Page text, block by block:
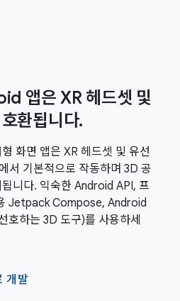
앱은 XR 헤드셋 및
환됩니다.
화면 앱은 XR 헤드셋 및 유선
서 기본적으로 작동하며 3D 공
니다. 익숙한 Android API, 프
Jetpack Compose, Android
호하는 3D 도구)를 사용하세
개발